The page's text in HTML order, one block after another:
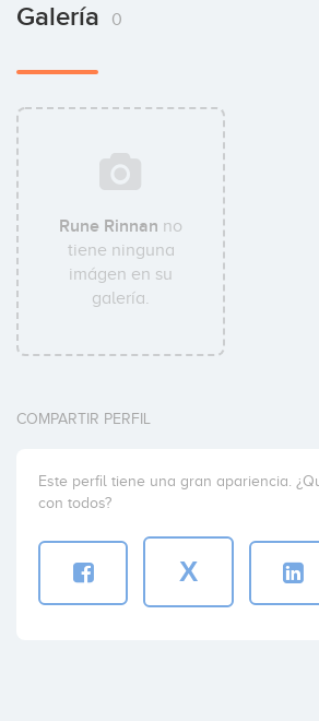
Galería 0
Rune Rinnan no
tiene ninguna
imágen en su
galería.
COMPARTIR PERFIL
Este perfil tiene una gran apariencia.
con todos?
X